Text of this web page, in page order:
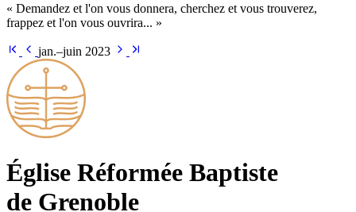
« Demandez et l'on vous donnera, cherchez et vous trouverez,
frappez et l'on vous ouvrira... »
jan.–juin 2023
Église Ré­for­mée Bap­tiste
de Grenoble